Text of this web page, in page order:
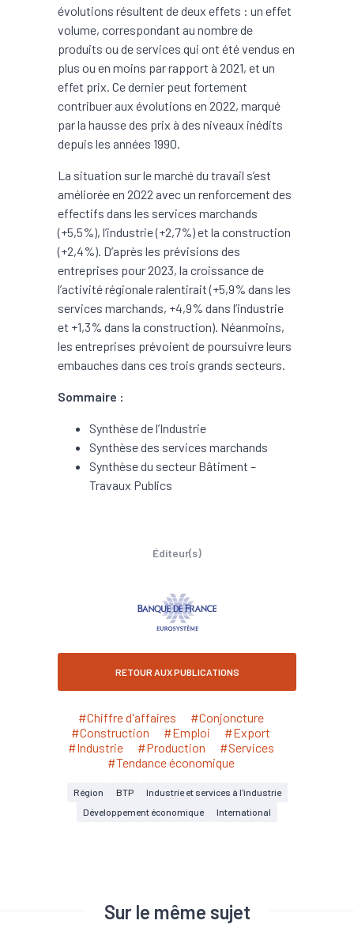
évolutions résultent de deux effets : un effet
volume, correspondant au nombre de
produits ou de services qui ont été vendus en
plus ou en moins par rapport à 2021, et un
effet prix. Ce dernier peut fortement
contribuer aux évolutions en 2022, marqué
par la hausse des prix à des niveaux inédits
depuis les années 1990.
La situation sur le marché du travail s’est
améliorée en 2022 avec un renforcement des
effectifs dans les services marchands
(+5,5%), l’industrie (+2,7%) et la construction
(+2,4%). D’après les prévisions des
entreprises pour 2023, la croissance de
l’activité régionale ralentirait (+5,9% dans les
services marchands, +4,9% dans l’industrie
et +1,3% dans la construction). Néanmoins,
les entreprises prévoient de poursuivre leurs
embauches dans ces trois grands secteurs.
Sommaire :
Synthèse de l’Industrie
Synthèse des services marchands
Synthèse du secteur Bâtiment –
Travaux Publics
Éditeur(s)
RETOUR AUX PUBLICATIONS
#Chiffre d'affaires
#Conjoncture
#Construction
#Emploi
#Export
#Industrie
#Production
#Services
#Tendance économique
Région BTP
Industrie et services à l'industrie
Développement économique
International
Sur le même sujet